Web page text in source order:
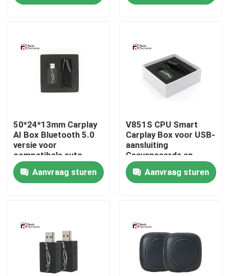
Over ons
Fabrieksreis
Contacteer ons
nieuws
Vraag een offerte aan
Android Autoradio Stereo
50*24*13mm Carplay
AI Box Bluetooth 5.0
versie voor
compatibele auto
modellen
Aanvraag sturen
V851S CPU Smart
Carplay Box voor USB-
aansluiting
Geavanceerde en
gebruiksvriendelijke
installatieAanvraag sturen